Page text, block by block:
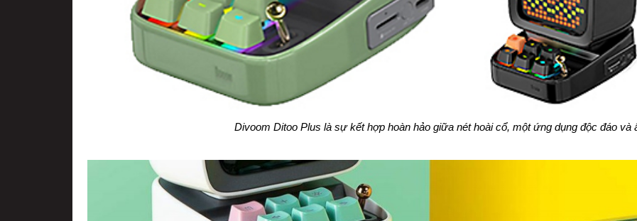
Divoom Ditoo Plus là sự kết hợp hoàn hảo giữa nét hoài cổ, một ứng dụng độc đáo và